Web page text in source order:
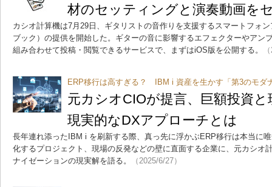
材のセッティングと演奏動画を
カシオ計算機は7月29日、ギタリストの音作りを支援するスマートフォ
ブック）の提供を開始した。ギターの音に影響するエフェクターやアン
組み合わせて投稿・閲覧できるサービスで、まずはiOS版を公開する。
ERP移行は高すぎる？ IBM i 資産を生かす「第3のモダ
元カシオCIOが提言、巨額投資
現実的なDXアプローチとは
長年連れ添ったIBM i を刷新する際、真っ先に浮かぶERP移行は本当に
化するプロジェクト、現場の反発などの壁に直面する企業に、元カシオ
ナイゼーションの現実解を語る。
（2025/6/27）